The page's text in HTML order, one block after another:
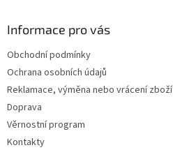
Informace pro vás
Obchodní podmínky
Ochrana osobních údajů
Reklamace, výměna nebo vrácení zboží
Doprava
Věrnostní program
Kontakty